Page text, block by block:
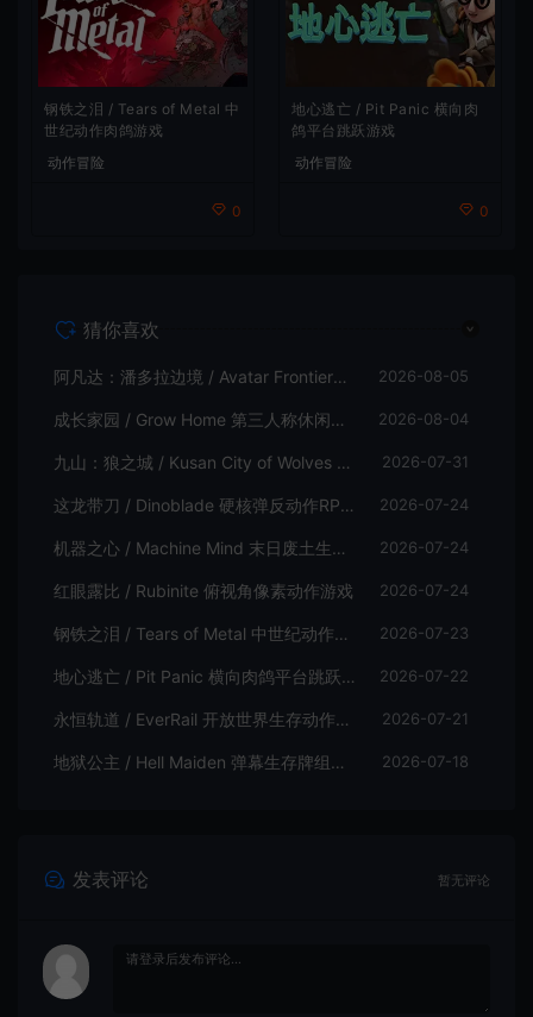
钢铁之泪 / Tears of Metal 中
世纪动作肉鸽游戏
动作冒险
0
地心逃亡 / Pit Panic 横向肉
鸽平台跳跃游戏
动作冒险
0
猜你喜欢
阿凡达：潘多拉边境 / Avatar Frontiers of Pandora 开放世界冒险游戏 2026-08-05
成长家园 / Grow Home 第三人称休闲动作游戏 2026-08-04
九山：狼之城 / Kusan City of Wolves 硬核俯视角动作游戏 2026-07-31
这龙带刀 / Dinoblade 硬核弹反动作RPG游戏 2026-07-24
机器之心 / Machine Mind 末日废土生存动作游戏 2026-07-24
红眼露比 / Rubinite 俯视角像素动作游戏 2026-07-24
钢铁之泪 / Tears of Metal 中世纪动作肉鸽游戏 2026-07-23
地心逃亡 / Pit Panic 横向肉鸽平台跳跃游戏 2026-07-22
永恒轨道 / EverRail 开放世界生存动作游戏 2026-07-21
地狱公主 / Hell Maiden 弹幕生存牌组动作游戏 2026-07-18
发表评论 暂无评论